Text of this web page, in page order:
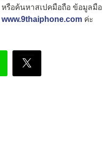
รือค้นหาสเปคมือถือ ข้อมูลมือ
www.9thaiphone.com ค่ะ